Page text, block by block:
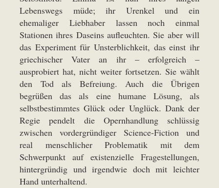
Lebenswegs müde; ihr Urenkel und ein
ehemaliger Liebhaber lassen noch einmal
Stationen ihres Daseins aufleuchten. Sie aber will
das Experiment für Unsterblichkeit, das einst ihr
griechischer Vater an ihr – erfolgreich –
ausprobiert hat, nicht weiter fortsetzen. Sie wählt
den Tod als Befreiung. Auch die Übrigen
begrüßen das als eine humane Lösung, als
selbstbestimmtes Glück oder Unglück. Dank der
Regie pendelt die Opernhandlung schlüssig
zwischen vordergründiger Science-Fiction und
real menschlicher Problematik mit dem
Schwerpunkt auf existenzielle Fragestellungen,
hintergründig und irgendwie doch mit leichter
Hand unterhaltend.